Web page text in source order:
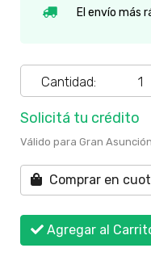
El envío más
Cantidad:
Solicitá tu crédito
Válido para Gran
Comprar en
Agregar al